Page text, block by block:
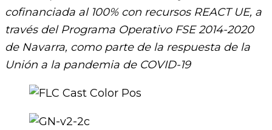
cofinanciada al 100% con recursos REACT UE, a
través del Programa Operativo FSE 2014-2020
de Navarra, como parte de la respuesta de la
Unión a la pandemia de COVID-19